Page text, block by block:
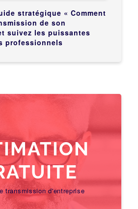
stratégique « Comment
de son
suivez les puissantes
professionnels
transmission d'entreprise